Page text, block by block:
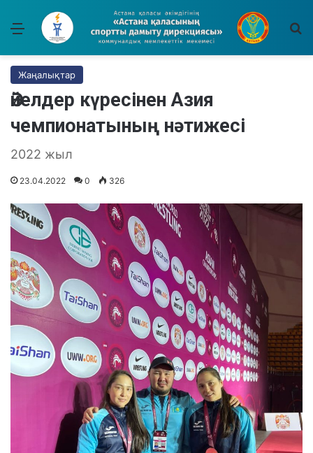
Мәзір
Жаңалықтар
Әйелдер күресінен Азия
чемпионатының нәтижесі
2022 жыл
23.04.2022 0 326